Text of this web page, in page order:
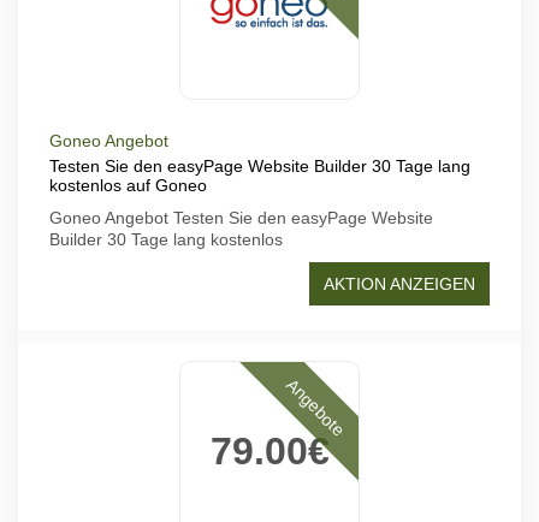
Goneo Angebot
Testen Sie den easyPage Website Builder 30 Tage lang
kostenlos auf Goneo
Goneo Angebot Testen Sie den easyPage Website
Builder 30 Tage lang kostenlos
AKTION ANZEIGEN
79.00€
Angebote